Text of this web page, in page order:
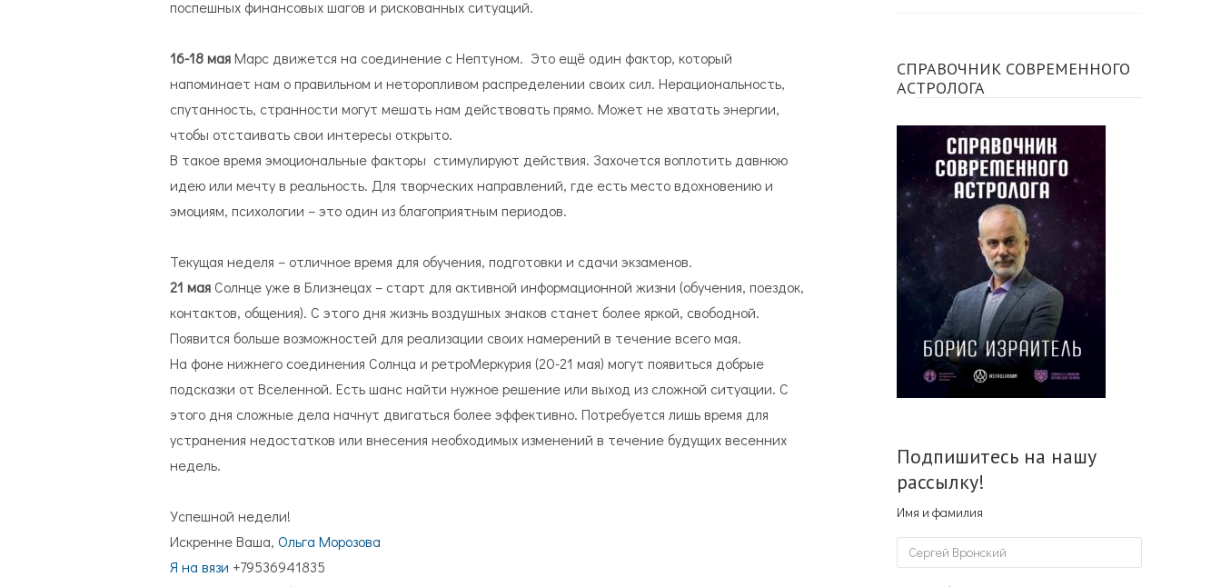
поспешных финансовых шагов и рискованных ситуаций.
16-18 маяМарс движется на соединение с Нептуном. Это ещё один фактор, который
напоминает нам о правильном и неторопливом распределении своих сил. Нерациональность,
спутанность, странности могут мешать нам действовать прямо. Может не хватать энергии,
чтобы отстаивать свои интересы открыто.
В такое время эмоциональные факторы стимулируют действия. Захочется воплотить давнюю
идею или мечту в реальность. Для творческих направлений, где есть место вдохновению и
эмоциям, психологии – это один из благоприятным периодов.
Текущая неделя – отличное время для обучения, подготовки и сдачи экзаменов.
21 мая Солнце уже в Близнецах – старт для активной информационной жизни (обучения, поездок,
контактов, общения). С этого дня жизнь воздушных знаков станет более яркой, свободной.
Появится больше возможностей для реализации своих намерений в течение всего мая.
На фоне нижнего соединения Солнца и ретроМеркурия (20-21 мая) могут появиться добрые
подсказки от Вселенной. Есть шанс найти нужное решение или выход из сложной ситуации. С
этого дня сложные дела начнут двигаться более эффективно. Потребуется лишь время для
устранения недостатков или внесения необходимых изменений в течение будущих весенних
недель.
Успешной недели!
Искренне Ваша, Ольга Морозова
Я на вязи +79536941835
СПРАВОЧНИК СОВРЕМЕННОГО
АСТРОЛОГА
Подпишитесь на нашу
рассылку!
Имя и фамилия